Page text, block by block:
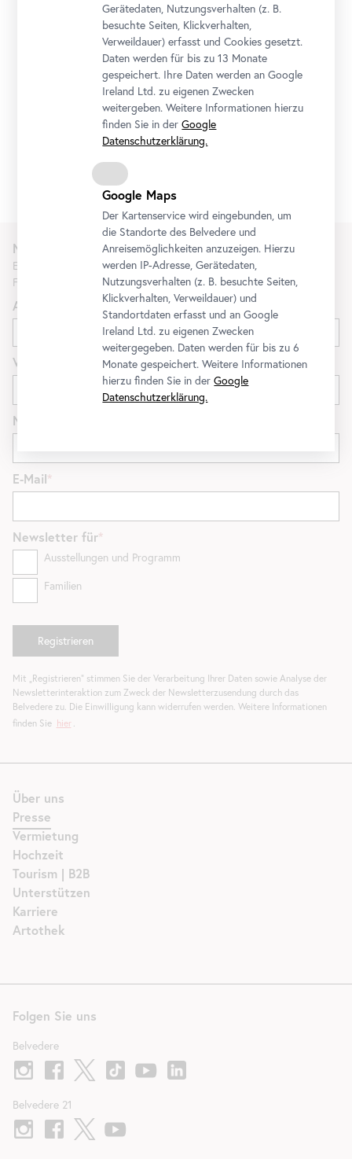
Für weitere Informationen und Pressebilder wenden
Sie sich bitte an:
Pressereferentin
Irene Jäger, Dipl. Kulturw.in Univ.
+43 1 795 57-185
+43 664 800 141-185
i.jaeger@belvedere.at
Über uns
Presse
Vermietung
Hochzeit
Tourism | B2B
Unterstützen
Karriere
Artothek
Folgen Sie uns
Belvedere
Belvedere 21
Newsletter
Erfahren Sie als Erste*r über neue Ausstellungen, Workshops,
Führungen und Aktionen des Belvedere.
Anrede
Vorname
Nachname
E-Mail
Newsletter für
Ausstellungen und Programm
Familien
Mit „Registrieren“ stimmen Sie der Verarbeitung Ihrer Daten sowie Analyse der
Newsletterinteraktion zum Zweck der Newsletterzusendung durch das
Belvedere zu. Die Einwilligung kann widerrufen werden. Weitere Informationen
finden Sie hier .
Gerätedaten, Nutzungsverhalten (z. B.
besuchte Seiten, Klickverhalten,
Verweildauer) erfasst und Cookies gesetzt.
Daten werden für bis zu 13 Monate
gespeichert. Ihre Daten werden an Google
Ireland Ltd. zu eigenen Zwecken
weitergeben. Weitere Informationen hierzu
finden Sie in derGoogle
Datenschutzerklärung.
Google Maps
Der Kartenservice wird eingebunden, um
die Standorte des Belvedere und
Anreisemöglichkeiten anzuzeigen. Hierzu
werden IP-Adresse, Gerätedaten,
Nutzungsverhalten (z. B. besuchte Seiten,
Klickverhalten, Verweildauer) und
Standortdaten erfasst und an Google
Ireland Ltd. zu eigenen Zwecken
weitergegeben. Daten werden für bis zu 6
Monate gespeichert. Weitere Informationen
hierzu finden Sie in derGoogle
Datenschutzerklärung.